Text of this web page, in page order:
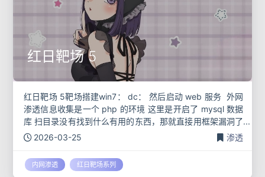
开始阅读
红日靶场 5
红日靶场 5靶场搭建win7： dc： 然后启动 web 服务 ‍ 外网
渗透信息收集是一个 php 的环境 这里是开启了 mysql 数据
库 扫目录没有找到什么有用的东西，那就直接用框架漏洞了
thinkphp确实存在框架漏
2026-03-25 渗透
内网渗透 红日靶场系列